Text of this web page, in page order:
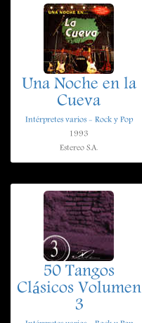
Una Noche en la
Cueva
Intérpretes varios - Rock y Pop
1993
Estereo S.A.
50 Tangos
Clásicos Volumen
3